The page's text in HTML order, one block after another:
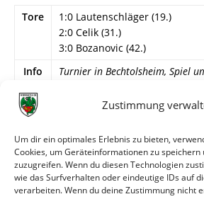
Zustimmung
Um dir ein optimales Erlebnis zu bieten,
Cookies, um Geräteinformationen zu
zuzugreifen. Wenn du diesen Technologien
wie das Surfverhalten oder eindeutige IDs auf
verarbeiten. Wenn du deine Zustimmung nicht
Tore
1:0 Lautenschläger (19.)
2:0 Celik (31.)
3:0 Bozanovic (42.)
Info
Turnier in Bechtolsheim, Spiel
Müller,
Jones, Lautenschläger, Köhler
(71. Ertl).